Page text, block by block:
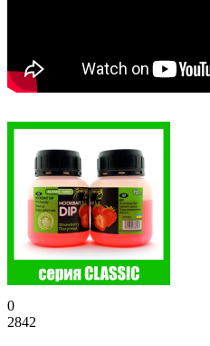
0
2842